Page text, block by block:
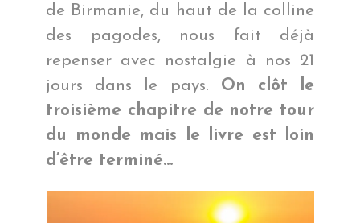
de Birmanie, du haut de la colline
des pagodes, nous fait déjà
repenser avec nostalgie à nos 21
jours dans le pays. On clôt le
troisième chapitre de notre tour
du monde mais le livre est loin
d’être terminé…